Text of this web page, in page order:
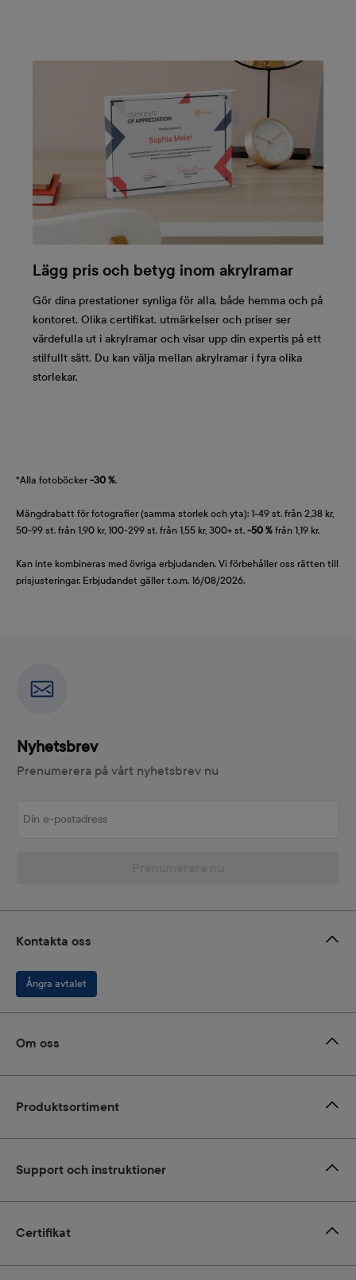
Lägg pris och betyg inom akrylramar
Gör dina prestationer synliga för alla, både hemma och på
kontoret. Olika certifikat, utmärkelser och priser ser
värdefulla ut i akrylramar och visar upp din expertis på ett
stilfullt sätt. Du kan välja mellan akrylramar i fyra olika
storlekar.
*Alla fotoböcker -30 %.
Mängdrabatt för fotografier (samma storlek och yta): 1-49 st. från 2,38 kr,
50-99 st. från 1,90 kr, 100-299 st. från 1,55 kr, 300+ st. -50 % från 1,19 kr.
Kan inte kombineras med övriga erbjudanden. Vi förbehåller oss rätten till
prisjusteringar. Erbjudandet gäller t.o.m. 16/08/2026.
Nyhetsbrev
Prenumerera på vårt nyhetsbrev nu
Certifikat
Kontakta oss
Ångra avtalet
Om oss
Produktsortiment
Support och instruktioner